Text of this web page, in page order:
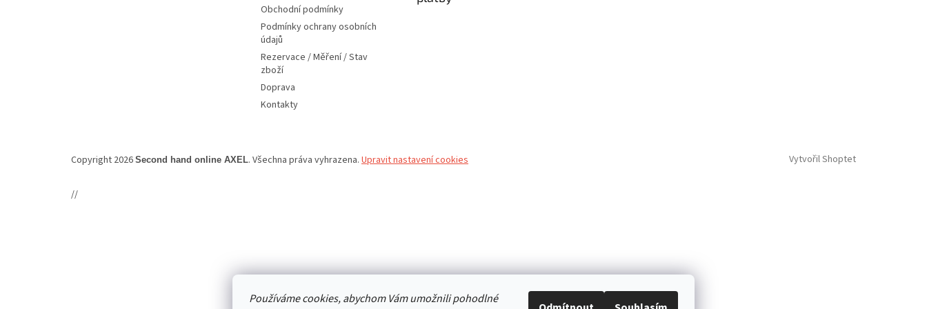
Používáme cookies, abychom Vám umožnili pohodlné
Obchodní podmínky
Podmínky ochrany osobních
údajů
Rezervace / Měření / Stav
zboží
Doprava
Kontakty
Vytvořil Shoptet
Copyright 2026 Second hand online AXEL. Všechna práva vyhrazena. Upravit nastavení cookies
//